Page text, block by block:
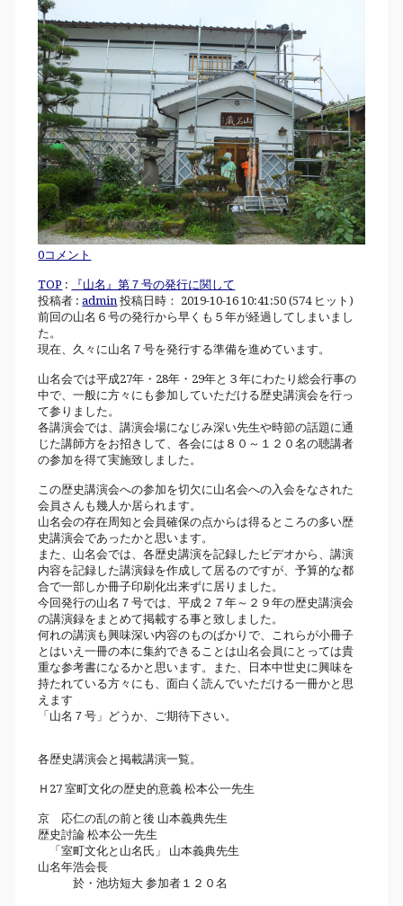
0コメント
TOP :
『山名』第７号の発行に関して
投稿者 :admin 投稿日時： 2019-10-16 10:41:50 (574 ヒット)
前回の山名６号の発行から早くも５年が経過してしまいまし
た。
現在、久々に山名７号を発行する準備を進めています。
山名会では平成27年・28年・29年と３年にわたり総会行事の
中で、一般に方々にも参加していただける歴史講演会を行っ
て参りました。
各講演会では、講演会場になじみ深い先生や時節の話題に通
じた講師方をお招きして、各会には８０～１２０名の聴講者
の参加を得て実施致しました。
この歴史講演会への参加を切欠に山名会への入会をなされた
会員さんも幾人か居られます。
山名会の存在周知と会員確保の点からは得るところの多い歴
史講演会であったかと思います。
また、山名会では、各歴史講演を記録したビデオから、講演
内容を記録した講演録を作成して居るのですが、予算的な都
合で一部しか冊子印刷化出来ずに居りました。
今回発行の山名７号では、平成２７年～２９年の歴史講演会
の講演録をまとめて掲載する事と致しました。
何れの講演も興味深い内容のものばかりで、これらが小冊子
とはいえ一冊の本に集約できることは山名会員にとっては貴
重な参考書になるかと思います。また、日本中世史に興味を
持たれている方々にも、面白く読んでいただける一冊かと思
えます
「山名７号」どうか、ご期待下さい。
各歴史講演会と掲載講演一覧。
Ｈ27 室町文化の歴史的意義 松本公一先生
京 応仁の乱の前と後 山本義典先生
歴史討論 松本公一先生
「室町文化と山名氏」 山本義典先生
山名年浩会長
於・池坊短大 参加者１２０名